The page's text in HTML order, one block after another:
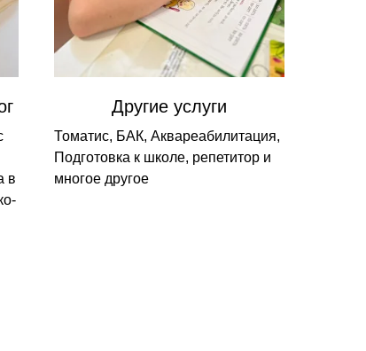
в
Другие услуги
Томатис, БАК, Аквареабилитация,
Подготовка к школе, репетитор и
многое другое